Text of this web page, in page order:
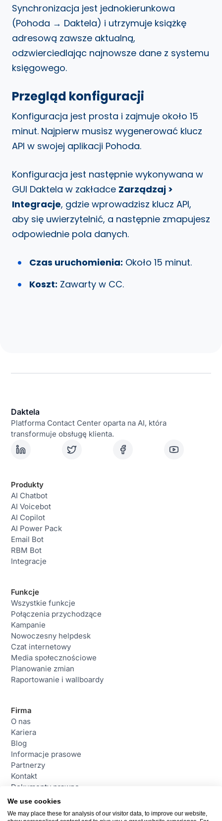
Synchronizacja jest jednokierunkowa
(Pohoda → Daktela) i utrzymuje książkę
adresową zawsze aktualną,
odzwierciedlając najnowsze dane z systemu
księgowego.
Przegląd konfiguracji
Konfiguracja jest prosta i zajmuje około 15
minut. Najpierw musisz wygenerować klucz
API w swojej aplikacji Pohoda.
Konfiguracja jest następnie wykonywana w
GUI Daktela w zakładce Zarządzaj >
Integracje, gdzie wprowadzisz klucz API,
aby się uwierzytelnić, a następnie zmapujesz
odpowiednie pola danych.
Czas uruchomienia: Około 15 minut.
Koszt: Zawarty w CC.
Daktela
Platforma Contact Center oparta na AI, która
transformuje obsługę klienta.
Produkty
AI Chatbot
AI Voicebot
AI Copilot
AI Power Pack
Email Bot
RBM Bot
Integracje
Funkcje
Wszystkie funkcje
Połączenia przychodzące
Kampanie
Nowoczesny helpdesk
Czat internetowy
Media społecznościowe
Planowanie zmian
Raportowanie i wallboardy
Firma
O nas
Kariera
Blog
Informacje prasowe
Partnerzy
Kontakt
Dokumenty prawne
Contact
We use cookies
We may place these for analysis of our visitor data, to improve our website,